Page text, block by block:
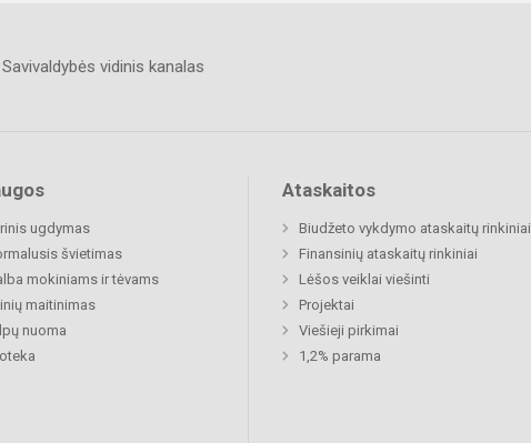
Savivaldybės vidinis kanalas
ugdymas
švietimas
mokiniams ir tėvams
maitinimas
nuoma
Ataskaitos
Biudžeto vykdymo ataskaitų rinkiniai
Finansinių ataskaitų rinkiniai
Lėšos veiklai viešinti
Projektai
Viešieji pirkimai
1,2% parama